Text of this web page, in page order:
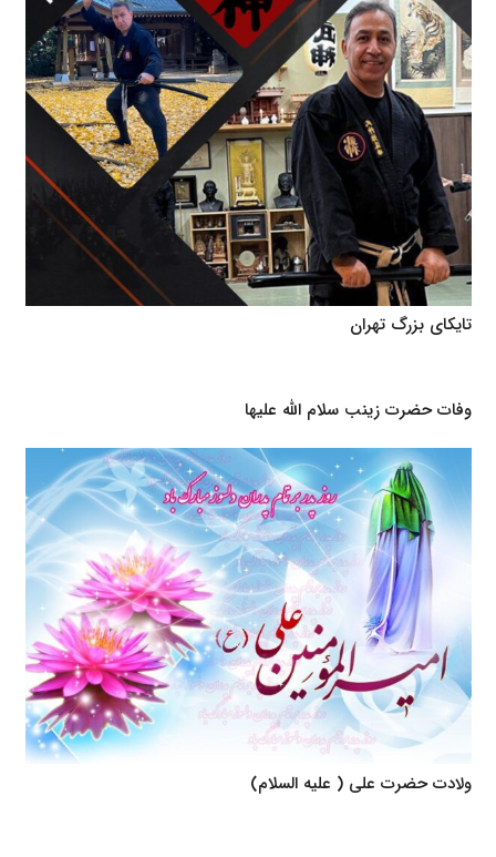
تایکای بزرگ تهران
وفات حضرت زینب سلام الله علیها
ولادت حضرت علی ( علیه السلام)